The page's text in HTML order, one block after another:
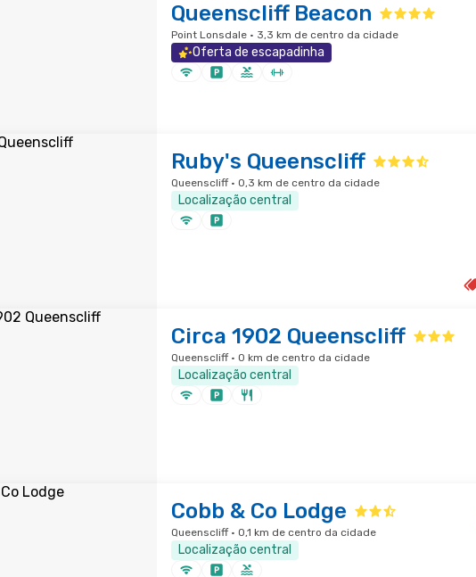
Queenscliff Beacon
Point Lonsdale · 3,3 km de centro da cidade
Oferta de escapadinha
Ruby's Queenscliff
Queenscliff · 0,3 km de centro da cidade
Localização central
Circa 1902 Queenscliff
Queenscliff · 0 km de centro da cidade
Localização central
Cobb & Co Lodge
Queenscliff · 0,1 km de centro da cidade
Localização central